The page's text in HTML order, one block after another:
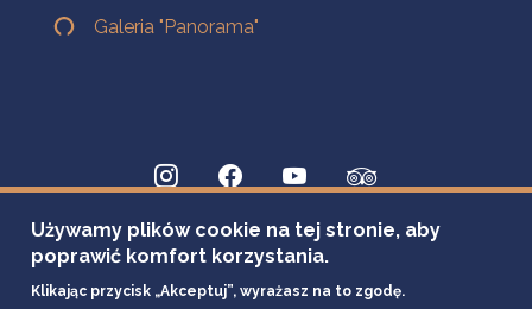
Galeria "Panorama"
Używamy plików cookie na tej stronie, aby
poprawić komfort korzystania.
Klikając przycisk „Akceptuj”, wyrażasz na to zgodę.